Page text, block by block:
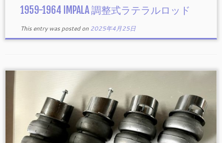
1959-1964 IMPALA 調整式ラテラルロッド
This entry was posted on 2025年4月25日